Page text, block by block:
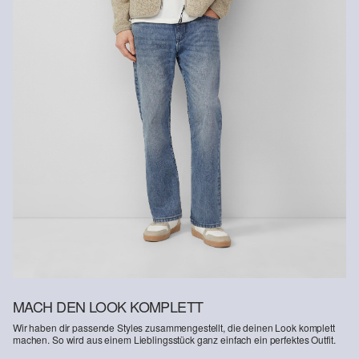
Gastkunden können ihre Artikel innerhalb von 14 Tagen nach
Erhalt der Ware an uns zurückschicken. Fashion Card und VIP
Kunden haben nach Erhalt der Ware 30 Tage Zeit, um ihre Artikel
Weitere Informationen sind unserer „Hilfe & FAQ
HIERonline anmelden.
MACH DEN LOOK KOMPLETT
Wir haben dir passende Styles zusammengestellt, die deinen Look komplett
machen. So wird aus einem Lieblingsstück ganz einfach ein perfektes Outfit.